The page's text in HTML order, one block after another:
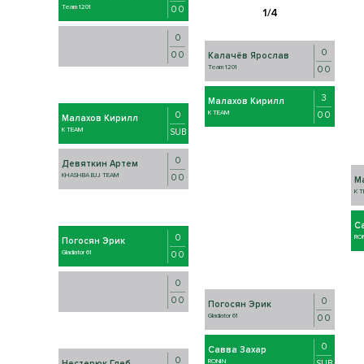
Team 1201
0 0
0
0 0
Малахов Кирилл
K TEAM
0
SUB
Девяткин Артем
KHASHBA BJJ TEAM
0
0 0
Погосян Эрик
Gladiator 61
0
0 0
0
0 0
0
Калачёв Ярослав
Team 1201
0
0 0
Малахов Кирилл
K TEAM
3
0 0
Погосян Эрик
Gladiator 61
0
0 0
Савва Захар
RONIN
0
K